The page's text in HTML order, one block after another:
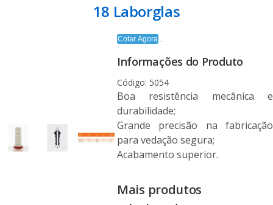
18 Laborglas
Cotar Agora
Informações do Produto
Código: 5054
Boa resistência mecânica e
durabilidade;
Grande precisão na fabricação
para vedação segura;
Acabamento superior.
Mais produtos